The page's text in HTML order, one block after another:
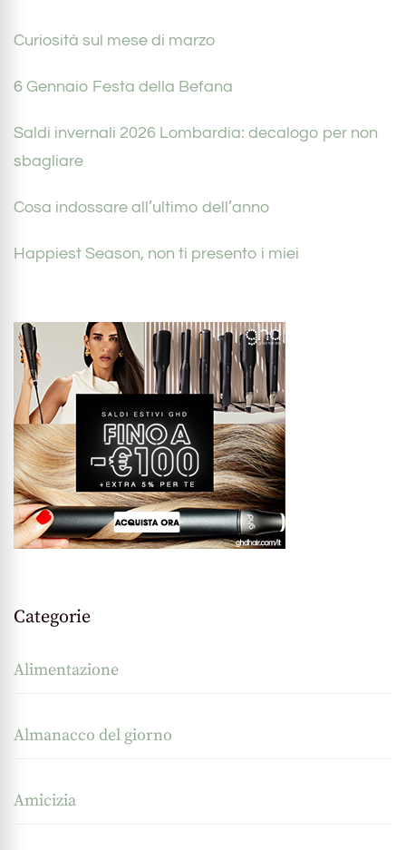
Curiosità sul mese di marzo
6 Gennaio Festa della Befana
Saldi invernali 2026 Lombardia: decalogo per non
sbagliare
Cosa indossare all’ultimo dell’anno
Happiest Season, non ti presento i miei
Categorie
Alimentazione
Almanacco del giorno
Amicizia